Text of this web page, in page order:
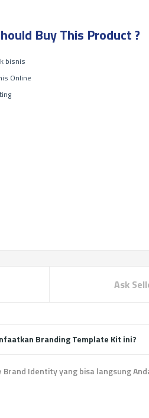
Buy This Product ?
bisnis
Online
Ask
Branding Template Kit ini?
Brand Identity yang bisa langsung